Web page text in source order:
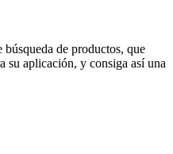
de productos, que
su aplicación, y consiga así una